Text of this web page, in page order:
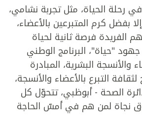
في رحلة الحياة، مثل تجربة نشامي،
بفضل كرم المتبرعين بالأعضاء،
الفريدة فرصة ثانية لحياة
"حياة"، البرنامج الوطني
والأنسجة البشرية، المبادرة
التبرع بالأعضاء والأنسجة،
الصحة - أبوظبي، تتحوّل كل
نجاة لمن هم في أمسّ الحاجة